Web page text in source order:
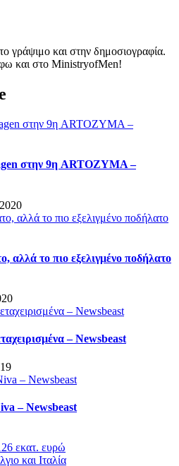
και στην δημοσιογραφία.
και στο MinistryofMen!
στην 9η ARTOZYMA –
αλλά το πιο εξελιγμένο ποδήλατο
– Newsbeast
– Newsbeast
εκατ. ευρώ
και Ιταλία